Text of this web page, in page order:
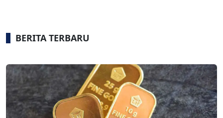
BERITA TERBARU